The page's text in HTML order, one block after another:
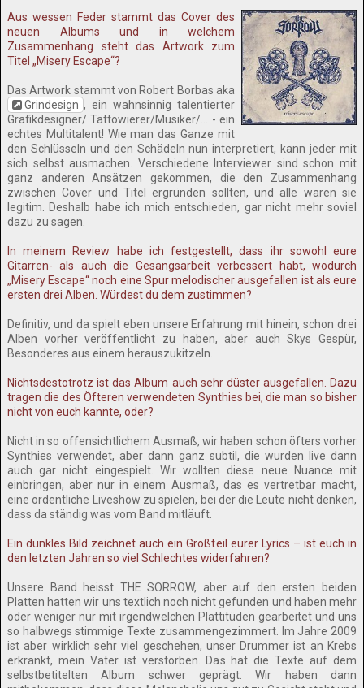
Aus wessen Feder stammt das Cover des
neuen Albums und in welchem
Zusammenhang steht das Artwork zum
Titel „Misery Escape“?
Das Artwork stammt von Robert Borbas aka
Grindesign , ein wahnsinnig talentierter
Grafikdesigner/ Tättowierer/Musiker/... - ein
echtes Multitalent! Wie man das Ganze mit
den Schlüsseln und den Schädeln nun interpretiert, kann jeder mit
sich selbst ausmachen. Verschiedene Interviewer sind schon mit
ganz anderen Ansätzen gekommen, die den Zusammenhang
zwischen Cover und Titel ergründen sollten, und alle waren sie
legitim. Deshalb habe ich mich entschieden, gar nicht mehr soviel
dazu zu sagen.
In meinem Review habe ich festgestellt, dass ihr sowohl eure
Gitarren- als auch die Gesangsarbeit verbessert habt, wodurch
„Misery Escape“ noch eine Spur melodischer ausgefallen ist als eure
ersten drei Alben. Würdest du dem zustimmen?
Definitiv, und da spielt eben unsere Erfahrung mit hinein, schon drei
Alben vorher veröffentlicht zu haben, aber auch Skys Gespür,
Besonderes aus einem herauszukitzeln.
Nichtsdestotrotz ist das Album auch sehr düster ausgefallen. Dazu
tragen die des Öfteren verwendeten Synthies bei, die man so bisher
nicht von euch kannte, oder?
Nicht in so offensichtlichem Ausmaß, wir haben schon öfters vorher
Synthies verwendet, aber dann ganz subtil, die wurden live dann
auch gar nicht eingespielt. Wir wollten diese neue Nuance mit
einbringen, aber nur in einem Ausmaß, das es vertretbar macht,
eine ordentliche Liveshow zu spielen, bei der die Leute nicht denken,
dass da ständig was vom Band mitläuft.
Ein dunkles Bild zeichnet auch ein Großteil eurer Lyrics – ist euch in
den letzten Jahren so viel Schlechtes widerfahren?
Unsere Band heisst THE SORROW, aber auf den ersten beiden
Platten hatten wir uns textlich noch nicht gefunden und haben mehr
oder weniger nur mit irgendwelchen Plattitüden gearbeitet und uns
so halbwegs stimmige Texte zusammengezimmert. Im Jahre 2009
ist aber wirklich sehr viel geschehen, unser Drummer ist an Krebs
erkrankt, mein Vater ist verstorben. Das hat die Texte auf dem
selbstbetitelten Album schwer geprägt. Wir haben dann